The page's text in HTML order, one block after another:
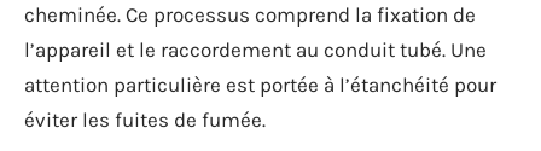
cheminée. Ce processus comprend la fixation de
l’appareil et le raccordement au conduit tubé. Une
attention particulière est portée à l’étanchéité pour
éviter les fuites de fumée.